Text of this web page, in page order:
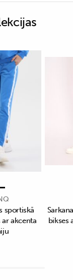
sportiskā
ar akcenta
bikses